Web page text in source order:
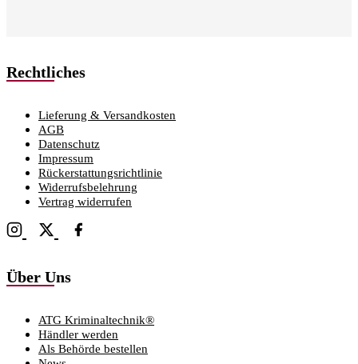
Rechtliches
Lieferung & Versandkosten
AGB
Datenschutz
Impressum
Rückerstattungsrichtlinie
Widerrufsbelehrung
Vertrag widerrufen
Über Uns
ATG Kriminaltechnik®
Händler werden
Als Behörde bestellen